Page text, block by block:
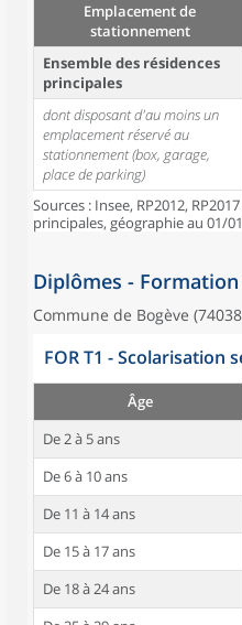
Emplacement de
stationnement
Ensemble des résidences
principales
dont disposant d'au moins un
emplacement réservé au
stationnement (box, garage,
place de parking)
Sources : Insee, RP2012,
principales, géographie au 01/
Diplômes - Formation
Commune de Bogève
FOR T1 - Scolarisation
Âge
De 2 à 5 ans
De 6 à 10 ans
De 11 à 14 ans
De 15 à 17 ans
De 18 à 24 ans